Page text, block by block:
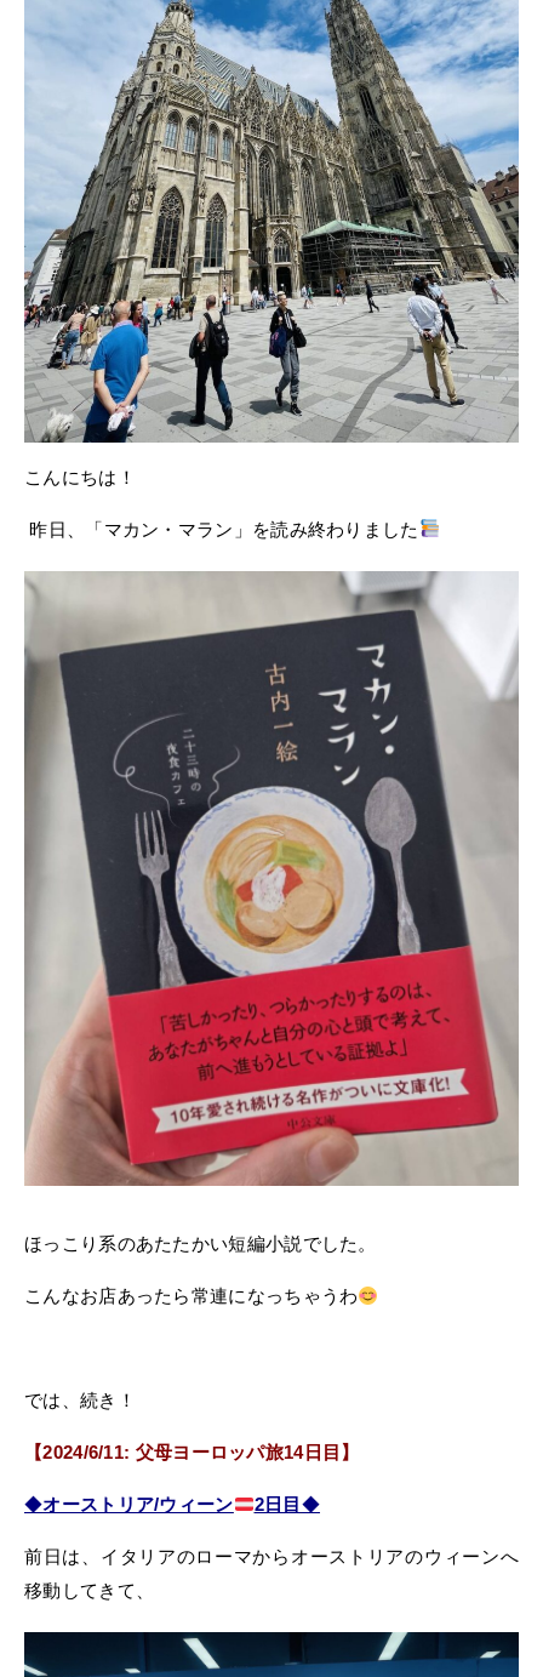
こんにちは！
昨日、「マカン・マラン」を読み終わりました
ほっこり系のあたたかい短編小説でした。
こんなお店あったら常連になっちゃうわ
では、続き！
【2024/6/11: 父母ヨーロッパ旅14日目】
◆オーストリア/ウィーン 2日目 ◆
前日は、イタリアのローマからオーストリアのウィーンへ
移動してきて、